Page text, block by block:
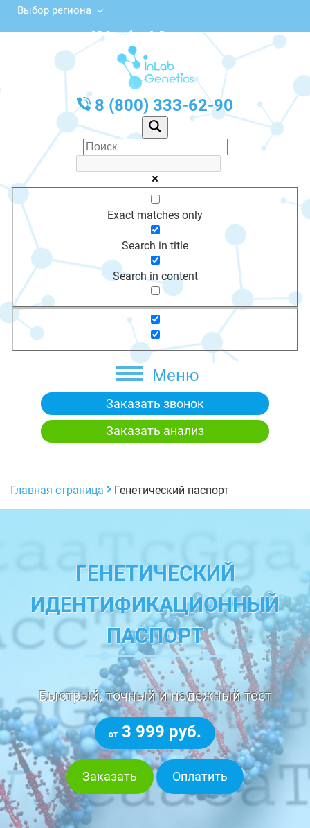
Выбор региона
ул. 25 Октября, 9, Вязьма
с 10:00 до 20:00
График работы: Пн-Пт с 10:00 до 20:00
8 (800) 333-62-90
Exact matches only
Search in title
Search in content
Меню
Заказать звонок
Заказать анализ
Главная страница Генетический паспорт
ГЕНЕТИЧЕСКИЙ
ИДЕНТИФИКАЦИОННЫЙ
ПАСПОРТ
Быстрый, точный и надежный тест
от 3 999 руб.
Заказать Оплатить